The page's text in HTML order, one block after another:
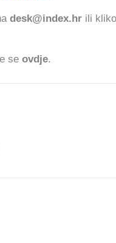
desk@index.hr ili
se ovdje.